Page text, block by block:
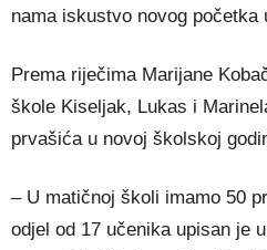
nama iskustvo novog početka
Prema riječima Marijane
škole Kiseljak, Lukas i
prvašića u novoj školskoj
– U matičnoj školi imamo 50
odjel od 17 učenika upisan je